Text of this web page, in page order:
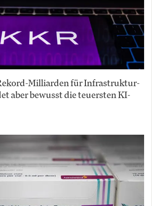
Milliarden für Infrastruktur-
aber bewusst die teuersten KI-